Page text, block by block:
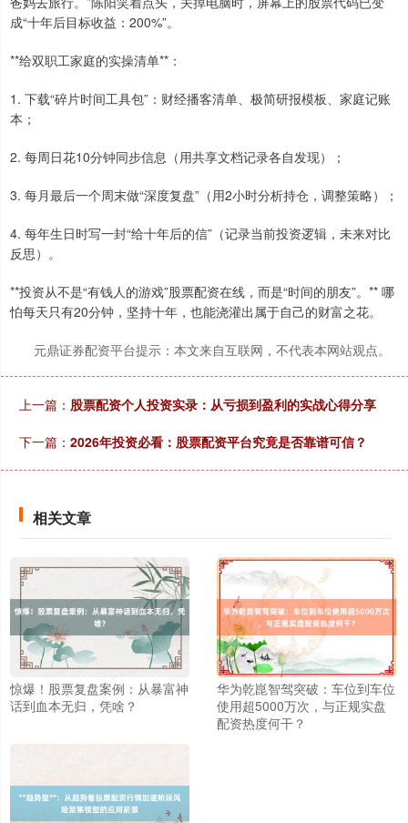
成“十年后目标收益：200%”。
**给双职工家庭的实操清单**：
1. 下载“碎片时间工具包”：财经播客清单、极简研报模板、家庭记账
本；
2. 每周日花10分钟同步信息（用共享文档记录各自发现）；
3. 每月最后一个周末做“深度复盘”（用2小时分析持仓，调整策略）；
4. 每年生日时写一封“给十年后的信”（记录当前投资逻辑，未来对比
反思）。
**投资从不是“有钱人的游戏”股票配资在线，而是“时间的朋友”。** 哪
怕每天只有20分钟，坚持十年，也能浇灌出属于自己的财富之花。
元鼎证券配资平台提示：本文来自互联网，不代表本网站观点。
上一篇： 股票配资个人投资实录：从亏损到盈利的实战心得分享
下一篇： 2026年投资必看：股票配资平台究竟是否靠谱可信？
相关文章
惊爆！股票复盘案例：从暴富神
话到血本无归，凭啥？
华为乾崑智驾突破：车位到车位
使用超5000万次，与正规实盘
配资热度何干？
上证综指 3900.35
沪深300 4651.31 -6.85 -0.15%
北证50 1122.88 +3.42 +0.30%